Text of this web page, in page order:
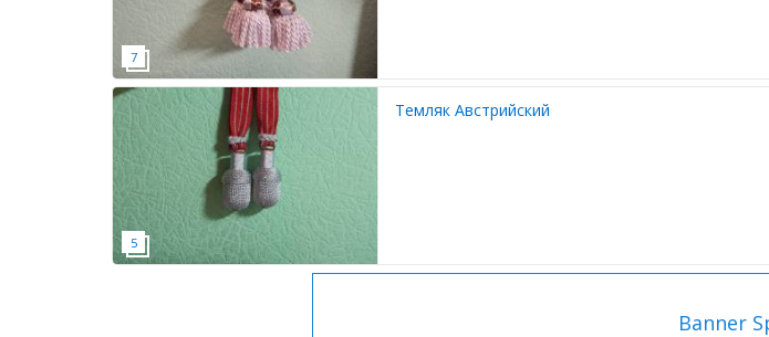
Темляк Австрийский
Banner